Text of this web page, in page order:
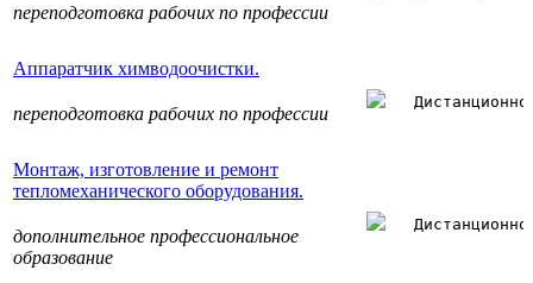
переподготовка рабочих по профессии
Аппаратчик химводоочистки.
переподготовка рабочих по профессии
Монтаж, изготовление и ремонт
тепломеханического оборудования.
дополнительное профессиональное
образование